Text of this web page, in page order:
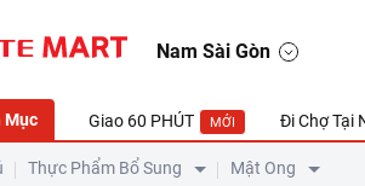
Nam Sài Gòn
Mục Giao 60 PHÚT MỚI Đi Chợ Tại
Thực Phẩm Bổ Sung Mật Ong